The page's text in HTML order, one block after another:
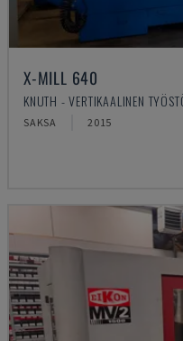
X-MILL 640
KNUTH - VERTIKAALINEN
SAKSA 2015